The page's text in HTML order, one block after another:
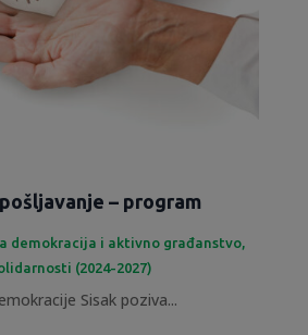
– program
demokracija i aktivno građanstvo,
(2024-2027)
Sisak poziva...